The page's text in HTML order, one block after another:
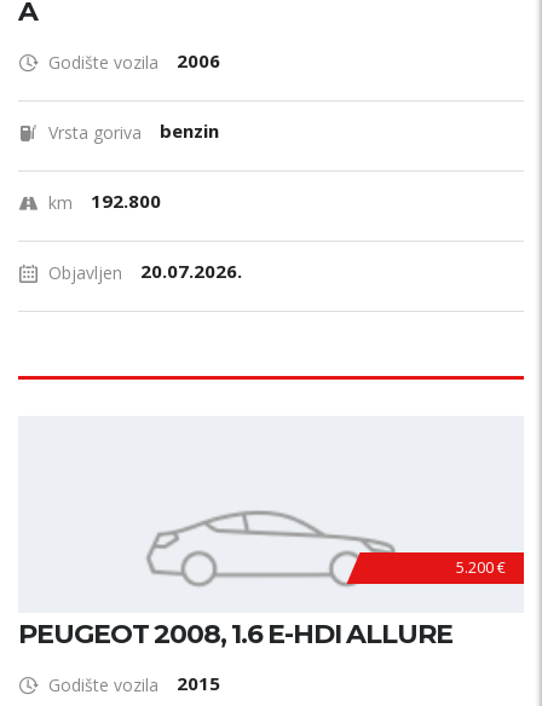
A
Godište vozila 2006
Vrsta goriva benzin
km 192.800
Objavljen 20.07.2026.
5.200 €
PEUGEOT 2008, 1.6 E-HDI ALLURE
Godište vozila 2015